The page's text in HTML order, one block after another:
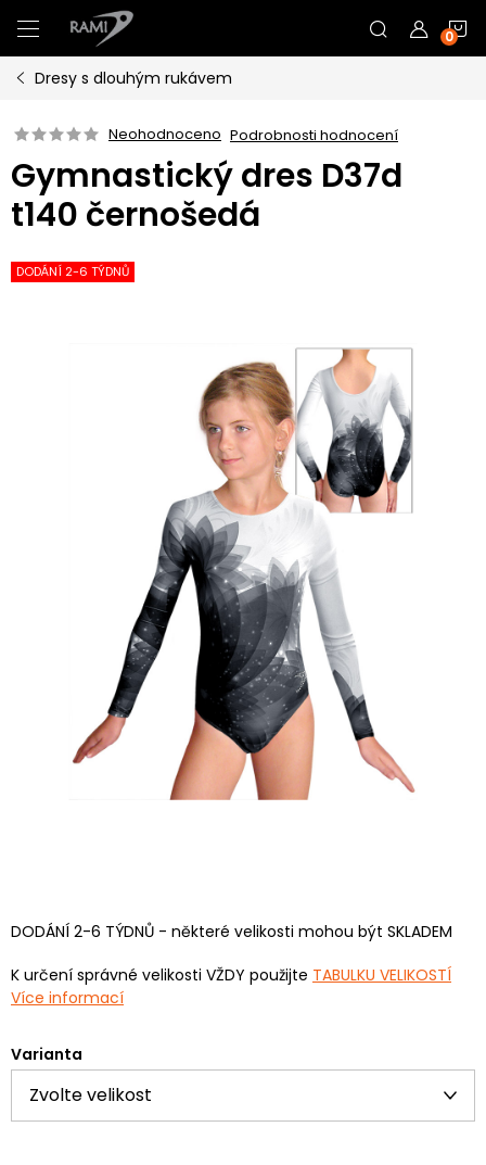
na
obsah
Dresy s dlouhým rukávem
Neohodnoceno Podrobnosti hodnocení
Gymnastický dres D37d
t140 černošedá
DODÁNÍ 2-6 TÝDNŮ
DODÁNÍ 2-6 TÝDNŮ - některé velikosti mohou být SKLADEM
K určení správné velikosti VŽDY použijte TABULKU VELIKOSTÍ
Více informací
Varianta